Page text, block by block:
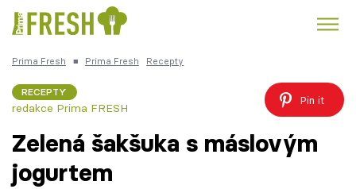
Česká kuchyně Čokoláda
Prima Fresh ■ Prima Fresh Recepty
RECEPTY
redakce Prima FRESH
Pin it
Zelená šakšuka s máslovým
jogurtem